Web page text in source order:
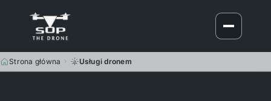
Strona główna Usługi dronem